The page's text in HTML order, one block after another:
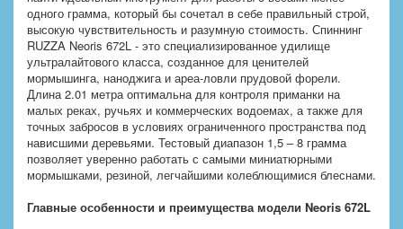
одного грамма, который бы сочетал в себе правильный строй,
высокую чувствительность и разумную стоимость. Спиннинг
RUZZA Neoris 672L - это специализированное удилище
ультралайтового класса, созданное для ценителей
мормышинга, наноджига и ареа-ловли прудовой форели.
Длина 2.01 метра оптимальна для контроля приманки на
малых реках, ручьях и коммерческих водоемах, а также для
точных забросов в условиях ограниченного пространства под
нависшими деревьями. Тестовый диапазон 1,5 – 8 грамма
позволяет уверенно работать с самыми миниатюрными
мормышками, резиной, легчайшими колеблющимися блеснами.
Главные особенности и преимущества модели Neoris 672L